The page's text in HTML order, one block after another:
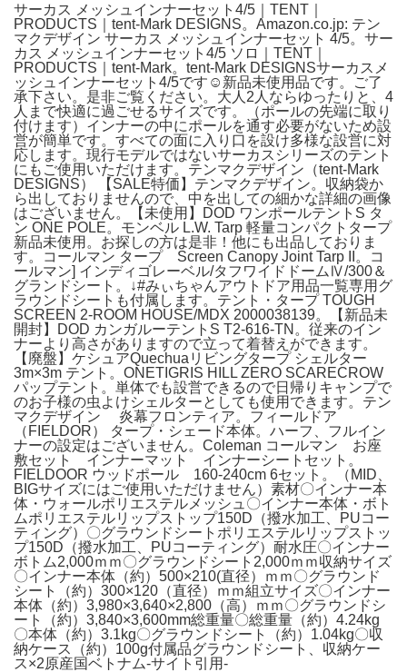
サーカス メッシュインナーセット4/5｜TENT｜
PRODUCTS｜tent-Mark DESIGNS。Amazon.co.jp: テン
マクデザイン サーカス メッシュインナーセット 4/5。サー
カス メッシュインナーセット4/5 ソロ｜TENT｜
PRODUCTS｜tent-Mark。tent-Mark DESIGNSサーカスメ
ッシュインナーセット4/5です☺︎新品未使用品です。ご了
承下さい。是非ご覧ください。大人2人ならゆったりと、4
人まで快適に過ごせるサイズです。（ポールの先端に取り
付けます）インナーの中にポールを通す必要がないため設
営が簡単です。すべての面に入り口を設け多様な設営に対
応します。現行モデルではないサーカスシリーズのテント
にもご使用いただけます。テンマクデザイン（tent-Mark
DESIGNS） 【SALE特価】テンマクデザイン。収納袋か
ら出しておりませんので、中を出しての細かな詳細の画像
はございません。【未使用】DOD ワンポールテントS タ
ン ONE POLE。モンベル L.W. Tarp 軽量コンパクトタープ
新品未使用。お探しの方は是非！他にも出品しておりま
す。コールマン タープ Screen Canopy Joint Tarp II。コ
ールマン] インディゴレーベル/タフワイドドームⅣ/300＆
グランドシート。↓#みぃちゃんアウトドア用品一覧専用グ
ラウンドシートも付属します。テント・タープ TOUGH
SCREEN 2-ROOM HOUSE/MDX 2000038139。【新品未
開封】DOD カンガルーテントS T2-616-TN。従来のイン
ナーより高さがありますので立って着替えができます。
【廃盤】ケシュアQuechuaリビングタープ シェルター
3m×3m テント。ONETIGRIS HILL ZERO SCARECROW
パップテント。単体でも設営できるので日帰りキャンプで
のお子様の虫よけシェルターとしても使用できます。テン
マクデザイン 炎幕フロンティア。フィールドア
（FIELDOR） タープ・シェード本体。ハーフ、フルイン
ナーの設定はございません。Coleman コールマン お座
敷セット インナーマット インナーシートセット。
FIELDOOR ウッドポール 160-240cm 6セット。（MID、
BIGサイズにはご使用いただけません）素材〇インナー本
体・ウォールポリエステルメッシュ〇インナー本体・ボト
ムポリエステルリップストップ150D（撥水加工、PUコー
ティング）〇グラウンドシートポリエステルリップストッ
プ150D（撥水加工、PUコーティング）耐水圧〇インナー
ボトム2,000ｍｍ〇グラウンドシート2,000ｍｍ収納サイズ
〇インナー本体（約）500×210(直径）ｍｍ〇グラウンド
シート（約）300×120（直径）ｍｍ組立サイズ〇インナー
本体（約）3,980×3,640×2,800（高）ｍｍ〇グラウンドシ
ート（約）3,840×3,600mm総重量〇総重量（約）4.24kg
〇本体（約）3.1kg〇グラウンドシート（約）1.04kg〇収
納ケース（約）100g付属品グラウンドシート、収納ケー
ス×2原産国ベトナム-サイト引用-